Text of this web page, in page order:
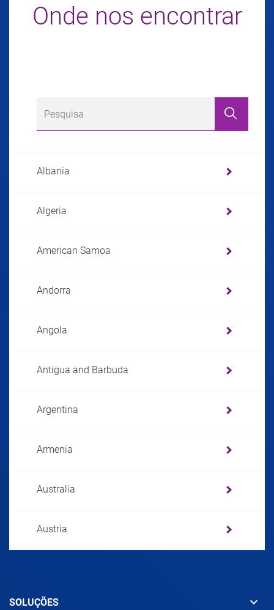
Onde nos encontrar
Albania
Algeria
American Samoa
Andorra
Angola
Antigua and Barbuda
Argentina
Armenia
Australia
Austria
SOLUÇÕES keyboard_arrow_down